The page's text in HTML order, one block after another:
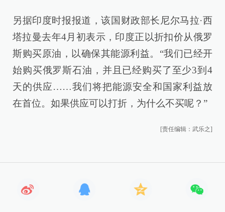
另据印度时报报道，该国财政部长尼尔马拉·西
塔拉曼去年4月初表示，印度正以折扣价从俄罗
斯购买原油，以确保其能源利益。“我们已经开
始购买俄罗斯石油，并且已经购买了至少3到4
天的供应……我们将把能源安全和国家利益放
在首位。如果供应可以打折，为什么不买呢？”
[责任编辑：武乐之]